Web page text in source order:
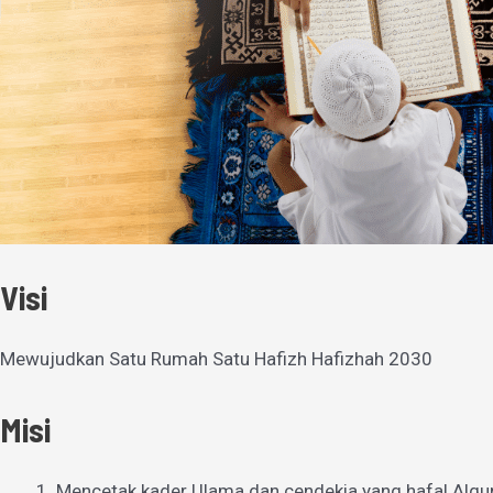
Visi
Mewujudkan Satu Rumah Satu Hafizh Hafizhah 2030
Misi